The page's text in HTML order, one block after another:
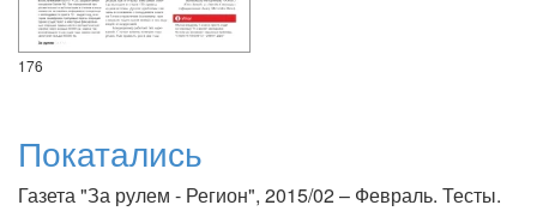
176
Покатались
Газета "За рулем - Регион", 2015/02 – Февраль. Тесты.